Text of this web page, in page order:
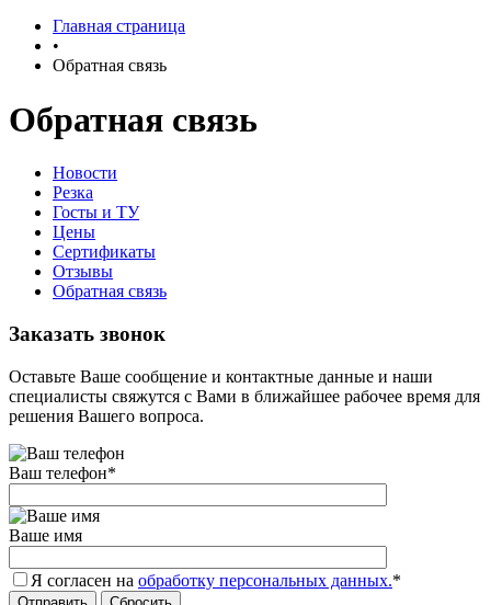
Главная страница
•
Обратная связь
Обратная связь
Новости
Резка
Госты и ТУ
Цены
Сертификаты
Отзывы
Обратная связь
Заказать звонок
Оставьте Ваше сообщение и контактные данные и наши
специалисты свяжутся с Вами в ближайшее рабочее время для
решения Вашего вопроса.
Ваш телефон*
Ваше имя
Я согласен на обработку персональных данных.*